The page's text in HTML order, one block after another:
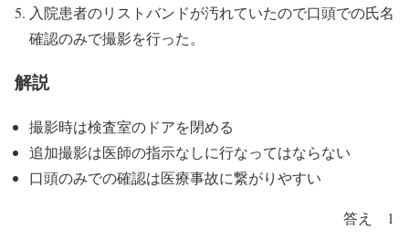
入院患者のリストバンドが汚れていたので口頭での氏名
確認のみで撮影を行った。
解説
撮影時は検査室のドアを閉める
追加撮影は医師の指示なしに行なってはならない
口頭のみでの確認は医療事故に繋がりやすい
答え 1